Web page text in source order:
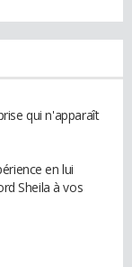
qui n'apparaît
en lui
Sheila à vos